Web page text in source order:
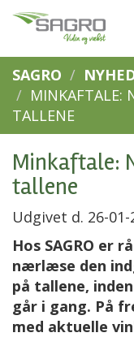
SAGRO
MINKAFTALE:
TALLENE
Minkaftale:
tallene
Udgivet d. 26-01-
Hos SAGRO er
nærlæse den
på tallene,
går i gang. På
med aktuelle